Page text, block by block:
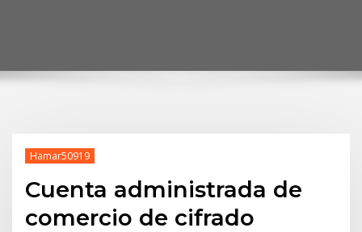
Hamar50919
Cuenta administrada de
comercio de cifrado